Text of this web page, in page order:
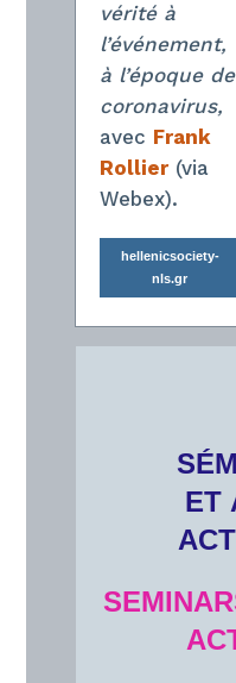
vérité à
l’événement,
à l’époque de
coronavirus,
avec Frank
Rollier(via
Webex).
hellenicsociety-
nls.gr
ET